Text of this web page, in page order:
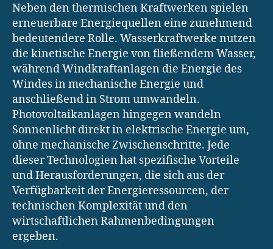
Neben den thermischen Kraftwerken spielen
erneuerbare Energiequellen eine zunehmend
bedeutendere Rolle. Wasserkraftwerke nutzen
die kinetische Energie von fließendem Wasser,
während Windkraftanlagen die Energie des
Windes in mechanische Energie und
anschließend in Strom umwandeln.
Photovoltaikanlagen hingegen wandeln
Sonnenlicht direkt in elektrische Energie um,
ohne mechanische Zwischenschritte. Jede
dieser Technologien hat spezifische Vorteile
und Herausforderungen, die sich aus der
Verfügbarkeit der Energieressourcen, der
technischen Komplexität und den
wirtschaftlichen Rahmenbedingungen
ergeben.